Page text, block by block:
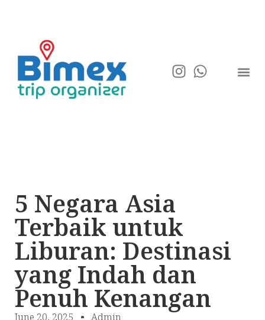
5 Negara Asia
Terbaik untuk
Liburan: Destinasi
yang Indah dan
Penuh Kenangan
June 20, 2025 Admin